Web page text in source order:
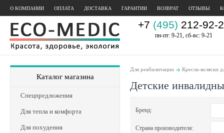
О КОМПАНИИ ОПЛАТА ДОСТАВКА ГАРАНТИИ ВОЗВРАТ ОТЗЫВЫ
+7 (495) 212-92-
пн-пт: 9-21, сб-вс: 9-21
Каталог магазина
Спецпредложения
Для тепла и комфорта
Для похудения
Для реабилитации Кресла-коляски
Детские
Бренд:
Страна производителя: